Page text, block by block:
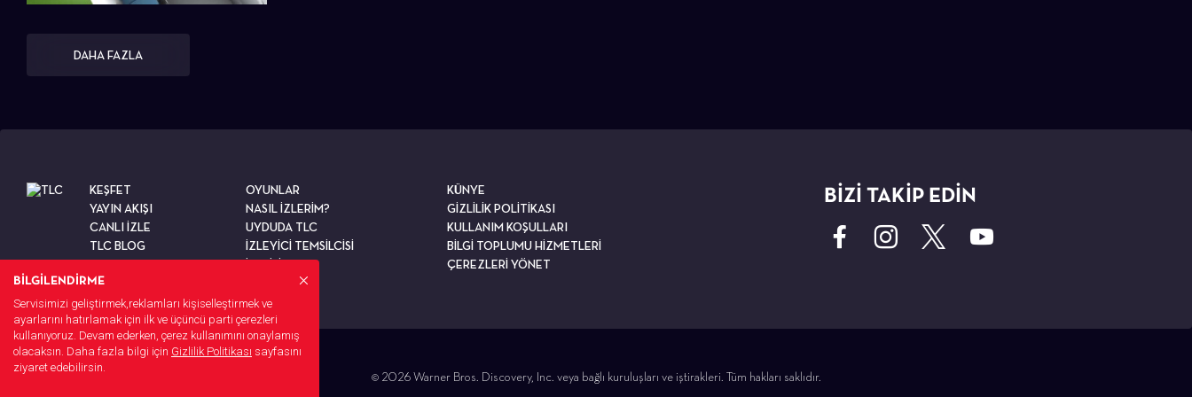
DAHA FAZLA
KEŞFET
YAYIN AKIŞI
CANLI İZLE
TLC BLOG
TESTLER
OYUNLAR
NASIL İZLERİM?
UYDUDA TLC
İZLEYİCİ TEMSİLCİSİ
İLETİŞİM
KÜNYE
GİZLİLİK POLİTİKASI
KULLANIM KOŞULLARI
BİLGİ TOPLUMU HİZMETLERİ
ÇEREZLERİ YÖNET
BİZİ TAKİP EDİN
© 2026 Warner Bros. Discovery, Inc. veya bağlı kuruluşları ve iştirakleri. Tüm hakları saklıdır.
BİLGİLENDİRME
Servisimizi geliştirmek,reklamları kişiselleştirmek ve
ayarlarını hatırlamak için ilk ve üçüncü parti çerezleri
kullanıyoruz. Devam ederken, çerez kullanımını onaylamış
olacaksın. Daha fazla bilgi için Gizlilik Politikası sayfasını
ziyaret edebilirsin.